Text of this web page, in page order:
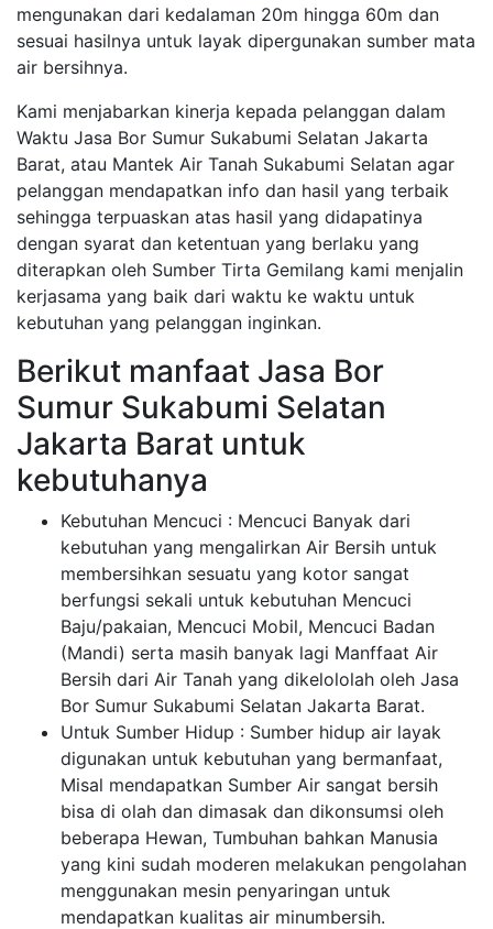
mengunakan dari kedalaman 20m hingga 60m dan
sesuai hasilnya untuk layak dipergunakan sumber mata
air bersihnya.
Kami menjabarkan kinerja kepada pelanggan dalam
Waktu Jasa Bor Sumur Sukabumi Selatan Jakarta
Barat, atau Mantek Air Tanah Sukabumi Selatan agar
pelanggan mendapatkan info dan hasil yang terbaik
sehingga terpuaskan atas hasil yang didapatinya
dengan syarat dan ketentuan yang berlaku yang
diterapkan oleh Sumber Tirta Gemilang kami menjalin
kerjasama yang baik dari waktu ke waktu untuk
kebutuhan yang pelanggan inginkan.
Berikut manfaat Jasa Bor
Sumur Sukabumi Selatan
Jakarta Barat untuk
kebutuhanya
Kebutuhan Mencuci : Mencuci Banyak dari
kebutuhan yang mengalirkan Air Bersih untuk
membersihkan sesuatu yang kotor sangat
berfungsi sekali untuk kebutuhan Mencuci
Baju/pakaian, Mencuci Mobil, Mencuci Badan
(Mandi) serta masih banyak lagi Manffaat Air
Bersih dari Air Tanah yang dikelololah oleh Jasa
Bor Sumur Sukabumi Selatan Jakarta Barat.
Untuk Sumber Hidup : Sumber hidup air layak
digunakan untuk kebutuhan yang bermanfaat,
Misal mendapatkan Sumber Air sangat bersih
bisa di olah dan dimasak dan dikonsumsi oleh
beberapa Hewan, Tumbuhan bahkan Manusia
yang kini sudah moderen melakukan pengolahan
menggunakan mesin penyaringan untuk
mendapatkan kualitas air minumbersih.